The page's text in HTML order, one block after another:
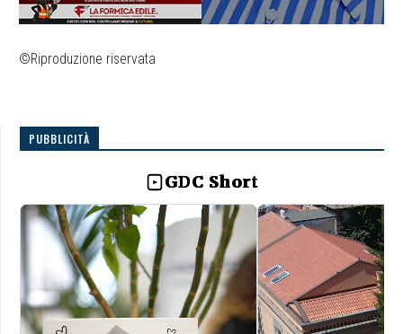
©Riproduzione riservata
PUBBLICITÀ
GDC Short